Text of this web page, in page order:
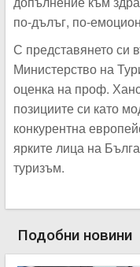
по-дълъг, по-
С представянето си
Министерство на
оценка на проф.
позициите си като
конкурентна
ярките лица на
туризъм.
Подобни новини